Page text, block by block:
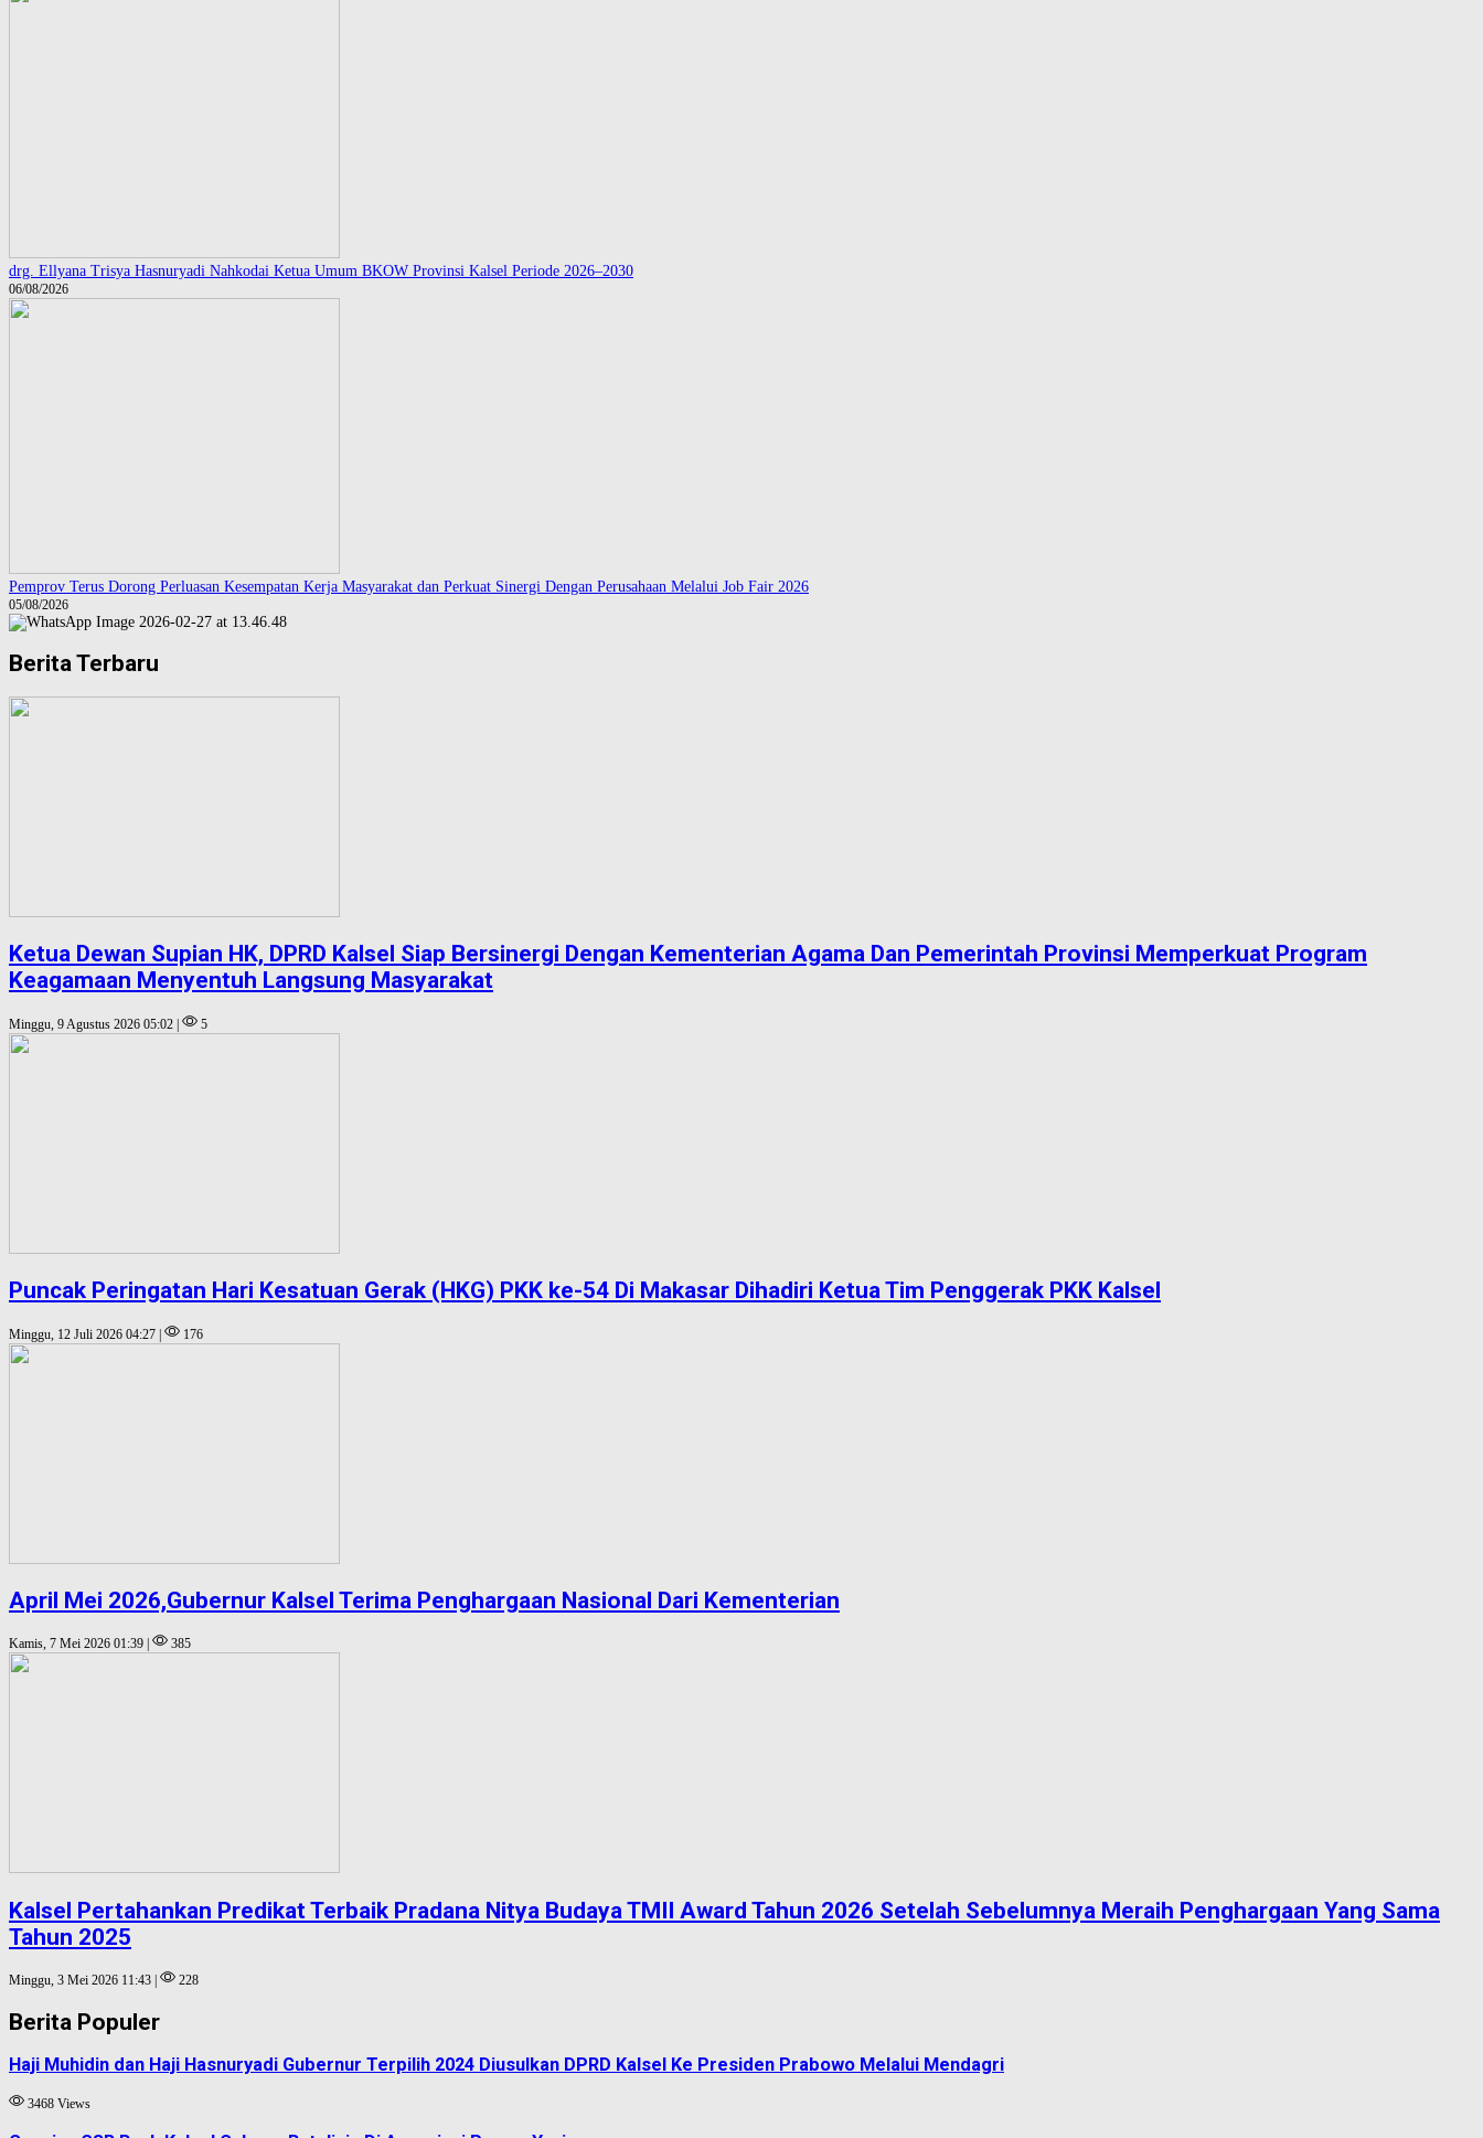
drg. Ellyana Trisya Hasnuryadi Nahkodai Ketua Umum BKOW Provinsi Kalsel Periode 2026–2030
06/08/2026
Pemprov Terus Dorong Perluasan Kesempatan Kerja Masyarakat dan Perkuat Sinergi Dengan Perusahaan Melalui Job Fair 2026
05/08/2026
Berita Terbaru
Ketua Dewan Supian HK, DPRD Kalsel Siap Bersinergi Dengan Kementerian Agama Dan Pemerintah Provinsi Memperkuat Program
Keagamaan Menyentuh Langsung Masyarakat
Minggu, 9 Agustus 2026 05:02 | 5
Puncak Peringatan Hari Kesatuan Gerak (HKG) PKK ke-54 Di Makasar Dihadiri Ketua Tim Penggerak PKK Kalsel
Minggu, 12 Juli 2026 04:27 | 176
April Mei 2026,Gubernur Kalsel Terima Penghargaan Nasional Dari Kementerian
Kamis, 7 Mei 2026 01:39 | 385
Kalsel Pertahankan Predikat Terbaik Pradana Nitya Budaya TMII Award Tahun 2026 Setelah Sebelumnya Meraih Penghargaan Yang Sama
Tahun 2025
Minggu, 3 Mei 2026 11:43 | 228
Berita Populer
Haji Muhidin dan Haji Hasnuryadi Gubernur Terpilih 2024 Diusulkan DPRD Kalsel Ke Presiden Prabowo Melalui Mendagri
3468 Views